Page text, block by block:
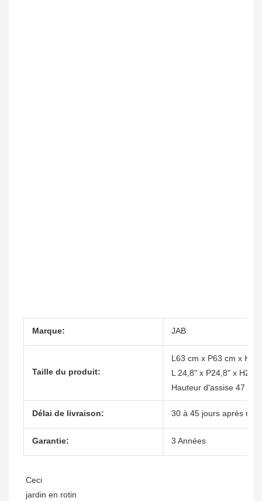
Marque: JAB
Taille du produit:
L63 cm x P63 cm x H75
L 24,8" x P24,8" x
Hauteur d'assise 47 cm
Délai de livraison: 30 à 45 jours après
Garantie: 3 Années